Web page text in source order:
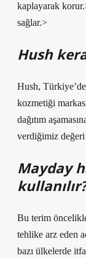
kaplayarak
sağlar.>
Hush
Hush,
kozmetiği
dağıtım
verdiğimiz
Mayday
Bu terim
tehlike arz eden
bazı ülkelerde